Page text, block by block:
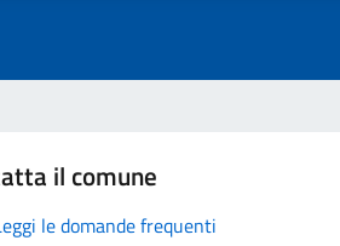
il comune
le domande frequenti